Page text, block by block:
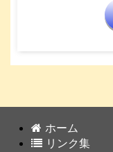
ホーム
リンク集